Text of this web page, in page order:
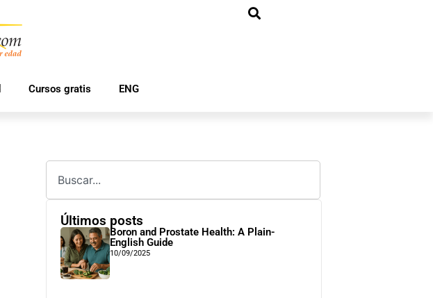
Cursos gratis ENG
Últimos posts
Boron and Prostate Health: A Plain-
English Guide
10/09/2025